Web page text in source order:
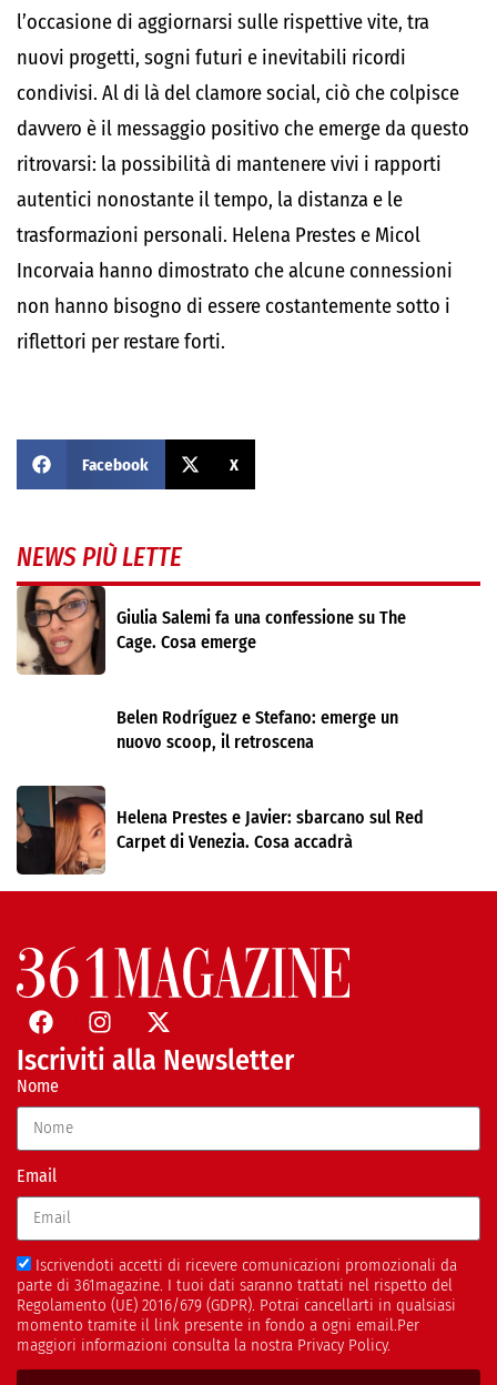
l’occasione di aggiornarsi sulle rispettive vite, tra
nuovi progetti, sogni futuri e inevitabili ricordi
condivisi. Al di là del clamore social, ciò che colpisce
davvero è il messaggio positivo che emerge da questo
ritrovarsi: la possibilità di mantenere vivi i rapporti
autentici nonostante il tempo, la distanza e le
trasformazioni personali. Helena Prestes e Micol
Incorvaia hanno dimostrato che alcune connessioni
non hanno bisogno di essere costantemente sotto i
riflettori per restare forti.
Facebook X
NEWS PIÙ LETTE
Giulia Salemi fa una confessione su The
Cage. Cosa emerge
Belen Rodríguez e Stefano: emerge un
nuovo scoop, il retroscena
Helena Prestes e Javier: sbarcano sul Red
Carpet di Venezia. Cosa accadrà
Iscriviti alla Newsletter
Nome
Email
Iscrivendoti accetti di ricevere comunicazioni promozionali da
parte di 361magazine. I tuoi dati saranno trattati nel rispetto del
Regolamento (UE) 2016/679 (GDPR). Potrai cancellarti in qualsiasi
momento tramite il link presente in fondo a ogni email.Per
maggiori informazioni consulta la nostra Privacy Policy.